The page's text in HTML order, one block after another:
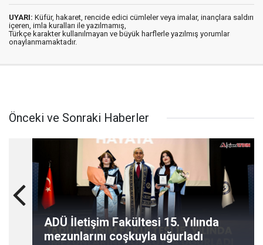
UYARI: Küfür, hakaret, rencide edici cümleler veya imalar, inançlara saldırı
içeren, imla kuralları ile yazılmamış,
Türkçe karakter kullanılmayan ve büyük harflerle yazılmış yorumlar
onaylanmamaktadır.
Önceki ve Sonraki Haberler
ADÜ İletişim Fakültesi 15. Yılında
mezunlarını coşkuyla uğurladı